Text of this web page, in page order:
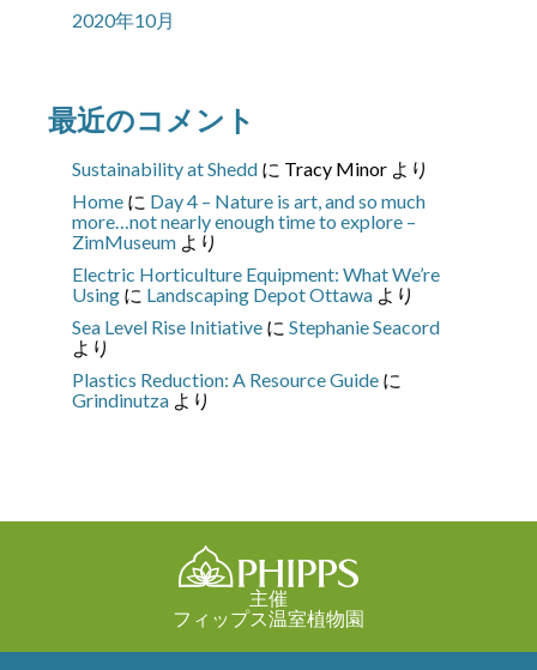
2020年10月
最近のコメント
Sustainability at Shedd に Tracy Minor より
Home に Day 4 – Nature is art, and so much
more…not nearly enough time to explore –
ZimMuseum より
Electric Horticulture Equipment: What We’re
Using に Landscaping Depot Ottawa より
Sea Level Rise Initiative に Stephanie Seacord
より
Plastics Reduction: A Resource Guide に
Grindinutza より
主催
フィップス温室植物園